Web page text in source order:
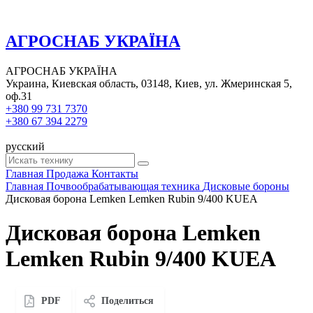
АГРОСНАБ УКРАЇНА
АГРОСНАБ УКРАЇНА
Украина, Киевская область, 03148, Киев, ул. Жмеринская 5,
оф.31
+380 99 731 7370
+380 67 394 2279
русский
Главная Продажа Контакты
Главная Почвообрабатывающая техника Дисковые бороны
Дисковая борона Lemken Lemken Rubin 9/400 KUEA
Дисковая борона Lemken
Lemken Rubin 9/400 KUEA
PDF Поделиться